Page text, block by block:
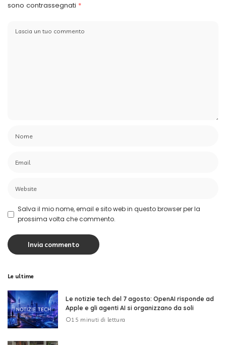
sono contrassegnati *
Salva il mio nome, email e sito web in questo browser per la
prossima volta che commento.
Le ultime
Le notizie tech del 7 agosto: OpenAI risponde ad
Apple e gli agenti AI si organizzano da soli
15 minuti di lettura